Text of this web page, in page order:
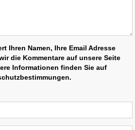
Ihren Namen, Ihre Email Adresse
die Kommentare auf unsere Seite
Informationen finden Sie auf